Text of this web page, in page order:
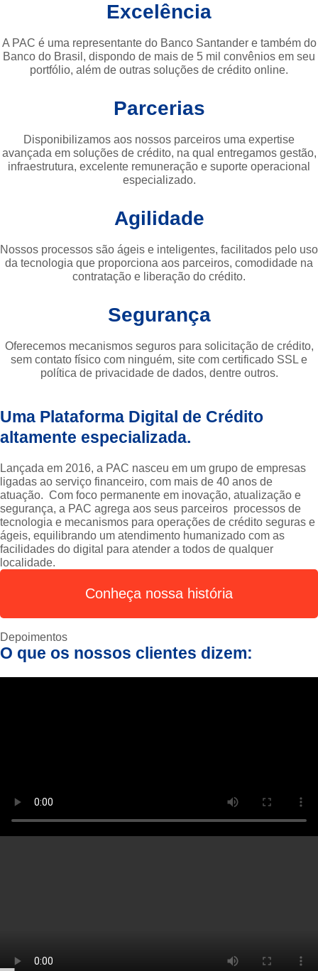
Excelência
A PAC é uma representante do Banco Santander e também do
Banco do Brasil, dispondo de mais de 5 mil convênios em seu
portfólio, além de outras soluções de crédito online.
Parcerias
Disponibilizamos aos nossos parceiros uma expertise
avançada em soluções de crédito, na qual entregamos gestão,
infraestrutura, excelente remuneração e suporte operacional
especializado.
Agilidade
Nossos processos são ágeis e inteligentes, facilitados pelo uso
da tecnologia que proporciona aos parceiros, comodidade na
contratação e liberação do crédito.
Segurança
Oferecemos mecanismos seguros para solicitação de crédito,
sem contato físico com ninguém, site com certificado SSL e
política de privacidade de dados, dentre outros.
Uma Plataforma Digital de Crédito
altamente especializada.
Lançada em 2016, a PAC nasceu em um grupo de empresas
ligadas ao serviço financeiro, com mais de 40 anos de
atuação. Com foco permanente em inovação, atualização e
segurança, a PAC agrega aos seus parceiros processos de
tecnologia e mecanismos para operações de crédito seguras e
ágeis, equilibrando um atendimento humanizado com as
facilidades do digital para atender a todos de qualquer
localidade.
Conheça nossa história
Depoimentos
O que os nossos clientes dizem: